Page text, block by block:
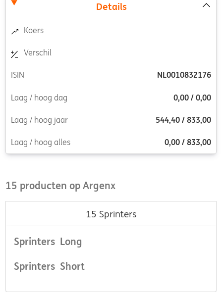
Details
Koers
Verschil
ISIN NL0010832176
Laag / hoog dag 0,00 / 0,00
Laag / hoog jaar 544,40 / 833,00
Laag / hoog alles 0,00 / 833,00
15 producten op Argenx
15 Sprinters
Sprinters Long
Sprinters Short